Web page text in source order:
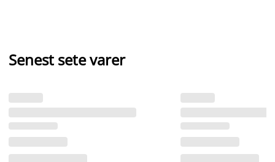
Senest sete varer